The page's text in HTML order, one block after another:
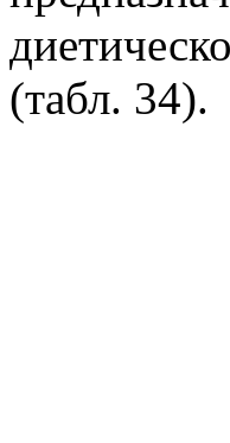
(табл. 34).